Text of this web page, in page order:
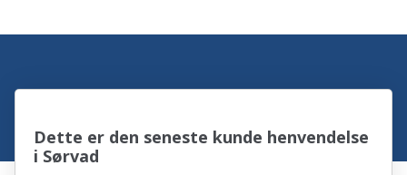
Dette er den seneste kunde henvendelse
i Sørvad